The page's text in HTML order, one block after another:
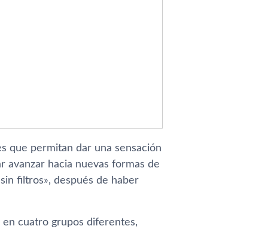
que permitan dar una sensación
avanzar hacia nuevas formas de
filtros», después de haber
cuatro grupos diferentes,